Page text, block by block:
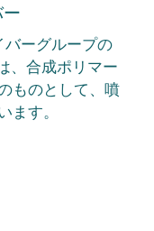
バーグループの
、合成ポリマー
ものとして、噴
ます。